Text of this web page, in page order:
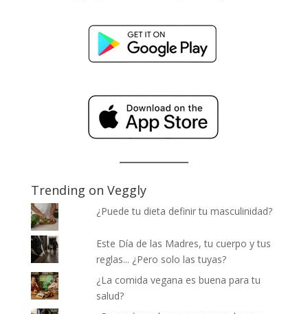
Trending on Veggly
¿Puede tu dieta definir tu masculinidad?
Este Día de las Madres, tu cuerpo y tus
reglas... ¿Pero solo las tuyas?
¿La comida vegana es buena para tu
salud?